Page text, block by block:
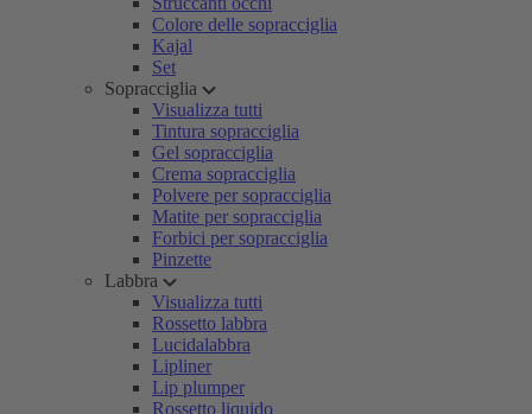
Colore delle sopracciglia
Kajal
Set
Sopracciglia
Visualizza tutti
Tintura sopracciglia
Gel sopracciglia
Crema sopracciglia
Polvere per sopracciglia
Matite per sopracciglia
Forbici per sopracciglia
Pinzette
Labbra
Visualizza tutti
Rossetto labbra
Lucidalabbra
Lipliner
Lip plumper
Rossetto liquido